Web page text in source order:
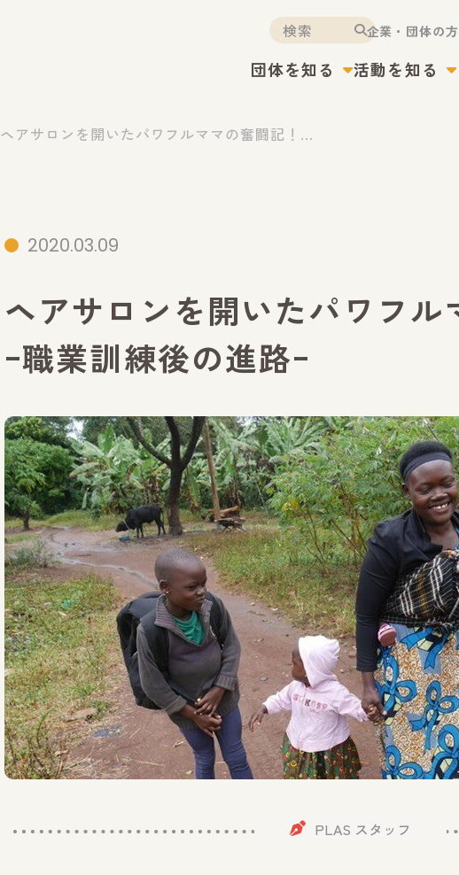
企業・団体の
団体を知る 活動を知る
ヘアサロンを開いたパワフルママの奮闘記！...
2020.03.09
ヘアサロンを開いたパワフル
ｰ職業訓練後の進路ｰ
PLAS スタッフ